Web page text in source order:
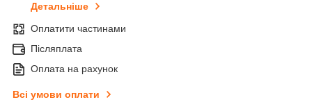
Детальніше
Оплатити частинами
Післяплата
Оплата на рахунок
Всі умови оплати